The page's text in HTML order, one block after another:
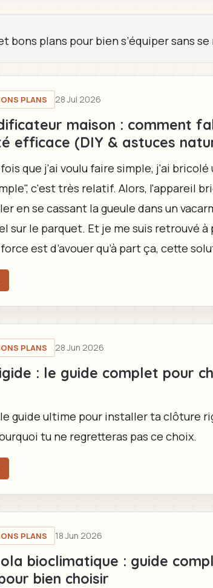
plans pour bien s’équiper sans se
PLANS 28 Jul 2026
maison : comment
efficace (DIY & astuces
que j'ai voulu faire simple, j'ai
c'est très relatif. Alors, l'appareil
en se cassant la gueule dans un
sur le parquet. Et je me suis retrouvé à
est d’avouer qu’à part ça, cette
PLANS 28 Jun 2026
: le guide complet pour
guide ultime pour installer ta clôture
tu ne regretteras pas ce choix.
PLANS 18 Jun 2026
bioclimatique : guide
bien choisir